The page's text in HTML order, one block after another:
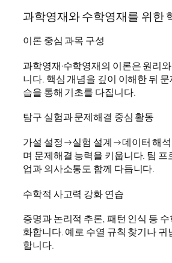
과학영재와 수학영재를 위한
이론 중심 과목 구성
과학영재·수학영재의 이론은 원리
니다. 핵심 개념을 깊이 이해한 뒤
습을 통해 기초를 다집니다.
탐구 실험과 문제해결 중심 활동
가설 설정→실험 설계→데이터 해
며 문제해결 능력을 키웁니다. 팀 프
업과 의사소통도 함께 다듭니다.
수학적 사고력 강화 연습
증명과 논리적 추론, 패턴 인식 등
화합니다. 예로 수열 규칙 찾기나 귀
합니다.